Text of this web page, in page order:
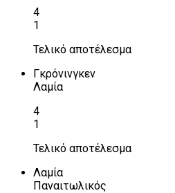
4
1
Τελικό αποτέλεσμα
Γκρόνινγκεν
Λαμία
4
1
Τελικό αποτέλεσμα
Λαμία
Παναιτωλικός